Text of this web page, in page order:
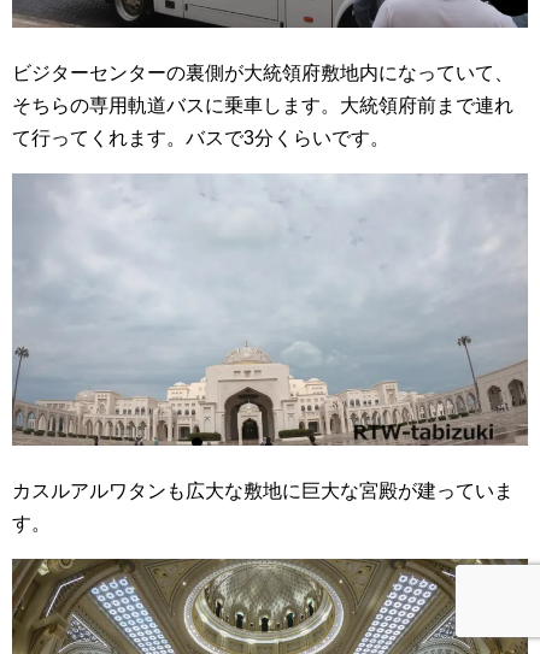
ビジターセンターの裏側が大統領府敷地内になっていて、
そちらの専用軌道バスに乗車します。大統領府前まで連れ
て行ってくれます。バスで3分くらいです。
カスルアルワタンも広大な敷地に巨大な宮殿が建っていま
す。